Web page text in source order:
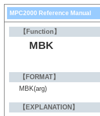
MPC2000 Reference Manual
【Function】
MBK
【FORMAT】
MBK(arg)
【EXPLANATION】